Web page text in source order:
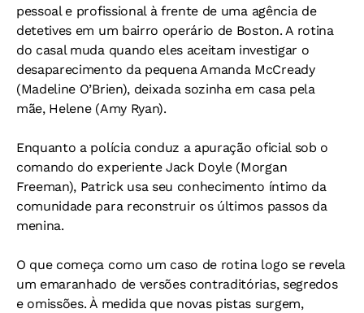
pessoal e profissional à frente de uma agência de
detetives em um bairro operário de Boston. A rotina
do casal muda quando eles aceitam investigar o
desaparecimento da pequena Amanda McCready
(Madeline O’Brien), deixada sozinha em casa pela
mãe, Helene (Amy Ryan).
Enquanto a polícia conduz a apuração oficial sob o
comando do experiente Jack Doyle (Morgan
Freeman), Patrick usa seu conhecimento íntimo da
comunidade para reconstruir os últimos passos da
menina.
O que começa como um caso de rotina logo se revela
um emaranhado de versões contraditórias, segredos
e omissões. À medida que novas pistas surgem,